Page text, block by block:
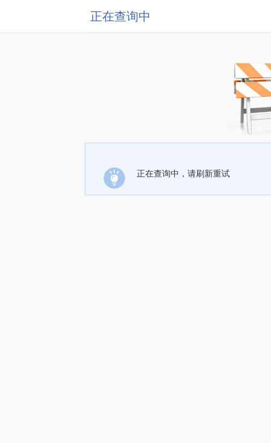
正在查询中
正在查询中，请刷新重试